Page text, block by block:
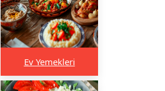
Ev Yemekleri